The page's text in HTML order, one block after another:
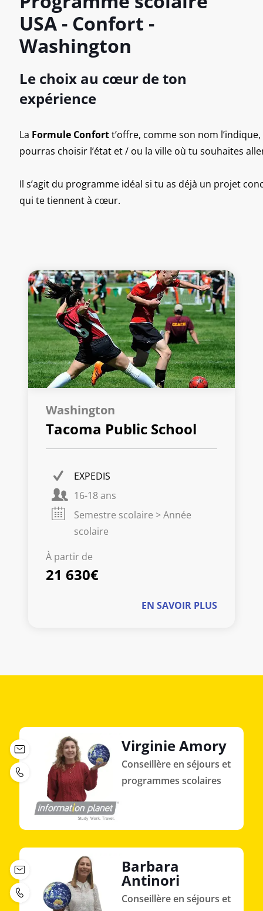
USA - Confort -
Washington
Le choix au cœur de ton
expérience
La Formule Confortt’offre, comme son nom
pourras choisir l’état et / ou la ville où tu souhaites
Il s’agit du programme idéal si tu as déjà un projet
qui te tiennent à cœur.
Washington
Tacoma Public School
EXPEDIS
16-18 ans
Semestre scolaire > Année
scolaire
À partir de
21 630€
EN SAVOIR PLUS
Virginie Amory
Conseillère en séjours et
programmes scolaires
Barbara
Antinori
Conseillère en séjours et